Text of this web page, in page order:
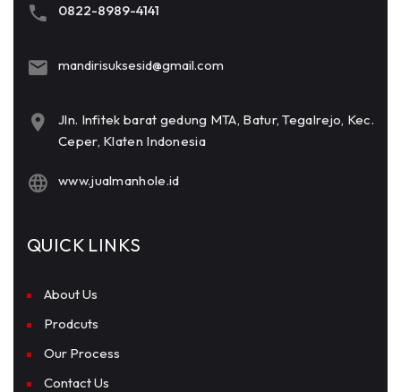
0822-8989-4141
mandirisuksesid@gmail.com
Jln. Infitek barat gedung MTA, Batur, Tegalrejo, Kec.
Ceper, Klaten Indonesia
www.jualmanhole.id
QUICK LINKS
About Us
Prodcuts
Our Process
Contact Us